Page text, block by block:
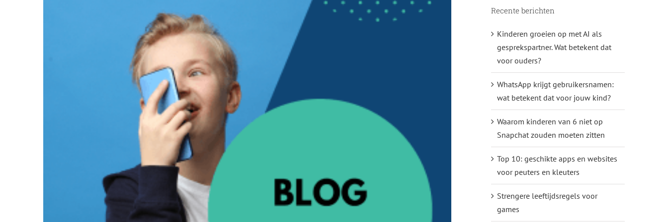
Recente berichten
Kinderen groeien op met AI als
gesprekspartner. Wat betekent dat
voor ouders?
WhatsApp krijgt gebruikersnamen:
wat betekent dat voor jouw kind?
Waarom kinderen van 6 niet op
Snapchat zouden moeten zitten
Top 10: geschikte apps en websites
voor peuters en kleuters
Strengere leeftijdsregels voor
games